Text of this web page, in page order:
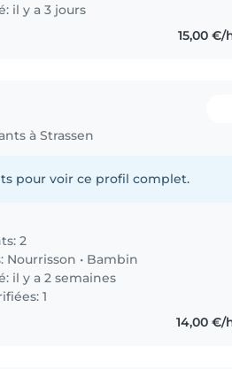
il y a 3 jours
15,00 €/
à Strassen
pour voir ce profil complet.
2
Nourrisson • Bambin
il y a 2 semaines
1
14,00 €/